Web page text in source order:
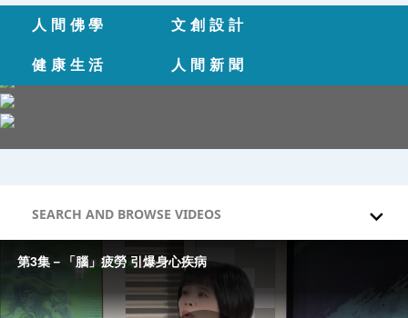
Skip to collection list
Skip to video grid
人間佛學 文創設計
健康生活 人間新聞
SEARCH AND BROWSE VIDEOS
第3集－「腦」疲勞 引爆身心疾病